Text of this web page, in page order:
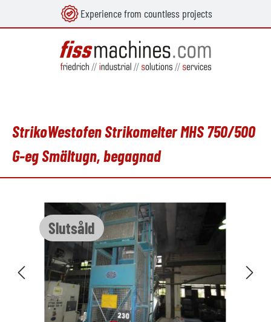
Experience from countless projects
StrikoWestofen Strikomelter MHS 750/500
G-eg Smältugn, begagnad
Slutsåld
Hoppa över bildgalleri